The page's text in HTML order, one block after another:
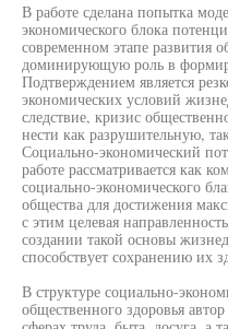
В работе сделана попытка
экономического блока
современном этапе развития
доминирующую роль в
Подтверждением является
экономических условий
следствие, кризис
нести как разрушительную,
Социально-экономический
работе рассматривается как
социально-экономического
общества для достижения
с этим целевая
создании такой основы
способствует сохранению их
В структуре социально-
общественного здоровья